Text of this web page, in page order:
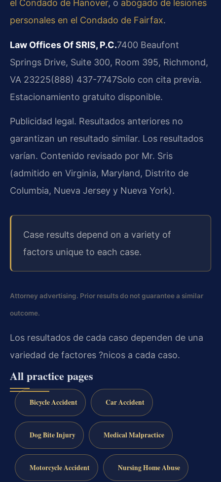
el Condado de Hanover, o abogado de lesiones
personales en el Condado de Fairfax.
Law Offices Of SRIS, P.C.7400 Beaufont
Springs Drive, Suite 300, Room 395, Richmond,
VA 23225(888) 437-7747Solo con cita previa.
Estacionamiento gratuito disponible.
Publicidad legal. Resultados anteriores no
garantizan un resultado similar. Los resultados
varían. Contenido revisado por Mr. Sris
(admitido en Virginia, Maryland, Distrito de
Columbia, Nueva Jersey y Nueva York).
Case results depend on a variety of
factors unique to each case.
Attorney advertising. Prior results do not guarantee a similar
outcome.
Los resultados de cada caso dependen de una
variedad de factores ?nicos a cada caso.
All practice pages
Bicycle Accident Car Accident
Dog Bite Injury Medical Malpractice
Motorcycle Accident Nursing Home Abuse